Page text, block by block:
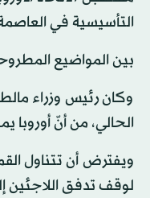
التأسيسية في العاصمة
بين المواضيع
وكان رئيس وزراء
الحالي، من أنّ
لوقف تدفق اللاجئين